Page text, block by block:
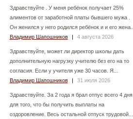
Здравствуйте . У меня ребёнок получает 25%
алиментов от заработной платы бывшего мужа .
Он женился у него родился ребёнок и и его жена...
Владимир Шапошников
| 4 августа 2026
Здравствуйте, может ли директор школы дать
дополнительную нагрузку учителю без его на то
согласия. Если у учителя уже 30 часов. Я...
Владимир Шапошников
| 31 июля 2026
Здравствуйте. За 2 года я брал отпус всего 4 дня
для того, что бы получить выплаты на
оздоровление. Весь остальной отпуск трудовой...